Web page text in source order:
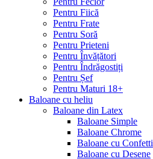
Pentru Fiică
Pentru Frate
Pentru Soră
Pentru Prieteni
Pentru Învățători
Pentru Îndrăgostiți
Pentru Șef
Pentru Maturi 18+
Baloane cu heliu
Baloane din Latex
Baloane Simple
Baloane Chrome
Baloane cu Confetti
Baloane cu Desene